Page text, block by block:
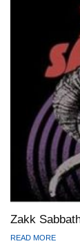
Zakk
READ MORE